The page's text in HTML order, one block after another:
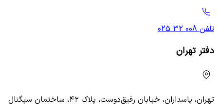
تلفن 025 32 008
دفتر تهران
تهران، پاسداران، خیابان رفیق‌دوست، پلاک ۴۲، ساختمان سیگنال